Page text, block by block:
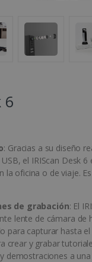
6
: Gracias a su diseño
el IRIScan Desk 6
la oficina o de viaje.
de grabación: El
lente de cámara de
para capturar hasta
crear y grabar
demostraciones a